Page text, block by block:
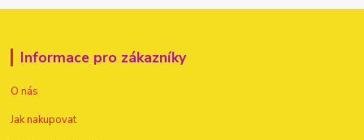
Informace pro zákazníky
O nás
Jak nakupovat